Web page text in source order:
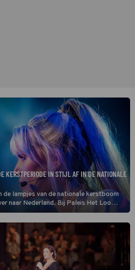
KERSTPERIODE IN STIJL AF IN DE NATIONALE
de lampjes van de nationale kerstboom
naar Nederland. Bij Paleis Het Loo
presentatrice Anne-Mar Zwart
kerstperiode, met optredens van